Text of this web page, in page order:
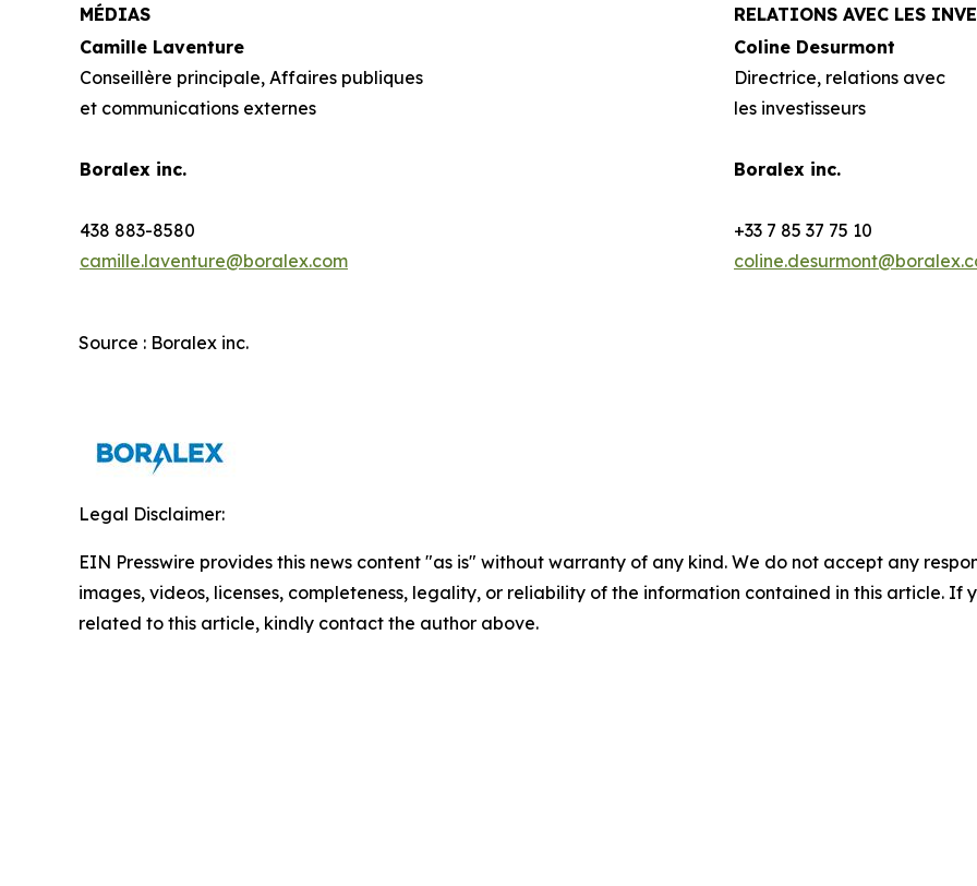
MÉDIAS
RELATIONS AVEC LES
Camille Laventure
Conseillère principale, Affaires publiques
et communications externes
Boralex inc.
438 883-8580
camille.laventure@boralex.com
Coline Desurmont
Directrice, relations avec
les investisseurs
Boralex inc.
+33 7 85 37 75 10
Source : Boralex inc.
Legal Disclaimer:
EIN Presswire provides this news content "as is" without warranty of any kind. We do not accept any
images, videos, licenses, completeness, legality, or reliability of the information contained in this article. If
related to this article, kindly contact the author above.